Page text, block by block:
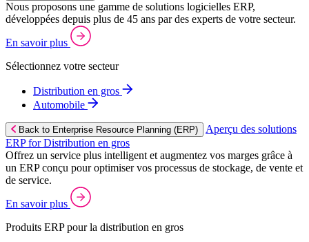
Nous proposons une gamme de solutions logicielles ERP,
développées depuis plus de 45 ans par des experts de votre secteur.
En savoir plus
Sélectionnez votre secteur
Distribution en gros
Automobile
Back to Enterprise Resource Planning (ERP)
Aperçu des solutions
ERP for Distribution en gros
Offrez un service plus intelligent et augmentez vos marges grâce à
un ERP conçu pour optimiser vos processus de stockage, de vente et
de service.
En savoir plus
Produits ERP pour la distribution en gros